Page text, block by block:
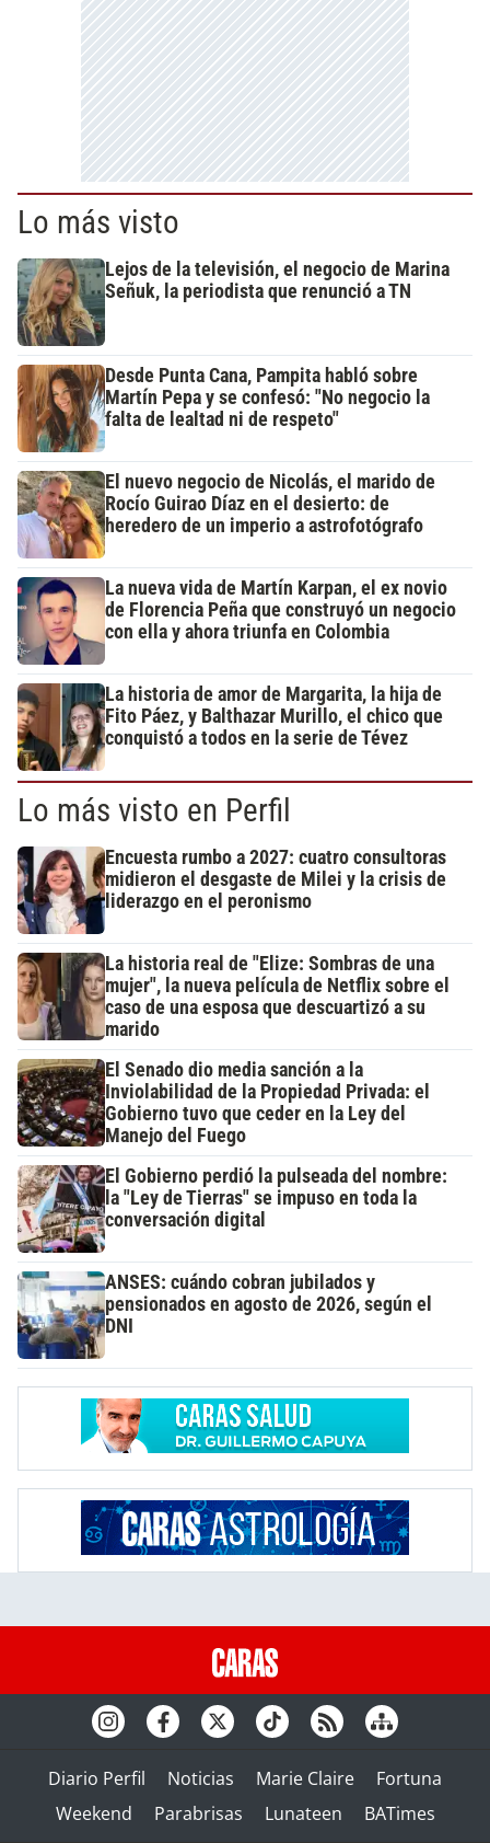
Lo más visto
Lejos de la televisión, el negocio de Marina
Señuk, la periodista que renunció a TN
Desde Punta Cana, Pampita habló sobre
Martín Pepa y se confesó: "No negocio la
falta de lealtad ni de respeto"
El nuevo negocio de Nicolás, el marido de
Rocío Guirao Díaz en el desierto: de
heredero de un imperio a astrofotógrafo
La nueva vida de Martín Karpan, el ex novio
de Florencia Peña que construyó un negocio
con ella y ahora triunfa en Colombia
La historia de amor de Margarita, la hija de
Fito Páez, y Balthazar Murillo, el chico que
conquistó a todos en la serie de Tévez
Lo más visto en Perfil
Encuesta rumbo a 2027: cuatro consultoras
midieron el desgaste de Milei y la crisis de
liderazgo en el peronismo
La historia real de "Elize: Sombras de una
mujer", la nueva película de Netflix sobre el
caso de una esposa que descuartizó a su
marido
El Senado dio media sanción a la
Inviolabilidad de la Propiedad Privada: el
Gobierno tuvo que ceder en la Ley del
Manejo del Fuego
El Gobierno perdió la pulseada del nombre:
la "Ley de Tierras" se impuso en toda la
conversación digital
ANSES: cuándo cobran jubilados y
pensionados en agosto de 2026, según el
DNI
Diario Perfil Noticias Marie Claire
Fortuna
Weekend
Parabrisas Lunateen BATimes